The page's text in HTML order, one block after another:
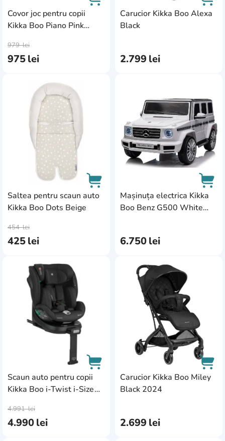
Covor joc pentru copii
Kikka Boo Piano Pink
975lei
979lei
Carucior Kikka Boo Alexa
Black
2.799 lei
Saltea pentru scaun auto
Kikka Boo Dots Beige
425lei
454lei
Mașinuța electrica Kikka
Boo Benz G500 White
6.750lei
Scaun auto pentru copii
Kikka Boo i-Twist i-Size
4.990lei
4.991lei
AddCardToFavourite
Carucior Kikka Boo Miley
Black 2024
2.699 lei